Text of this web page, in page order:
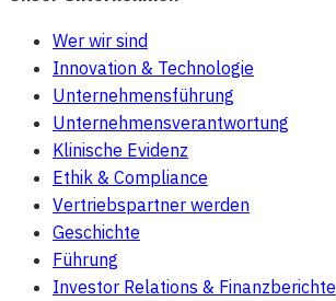
Wer wir sind
Innovation & Technologie
Unternehmensführung
Unternehmensverantwortung
Klinische Evidenz
Ethik & Compliance
Vertriebspartner werden
Geschichte
Führung
Investor Relations & Finanzberichte